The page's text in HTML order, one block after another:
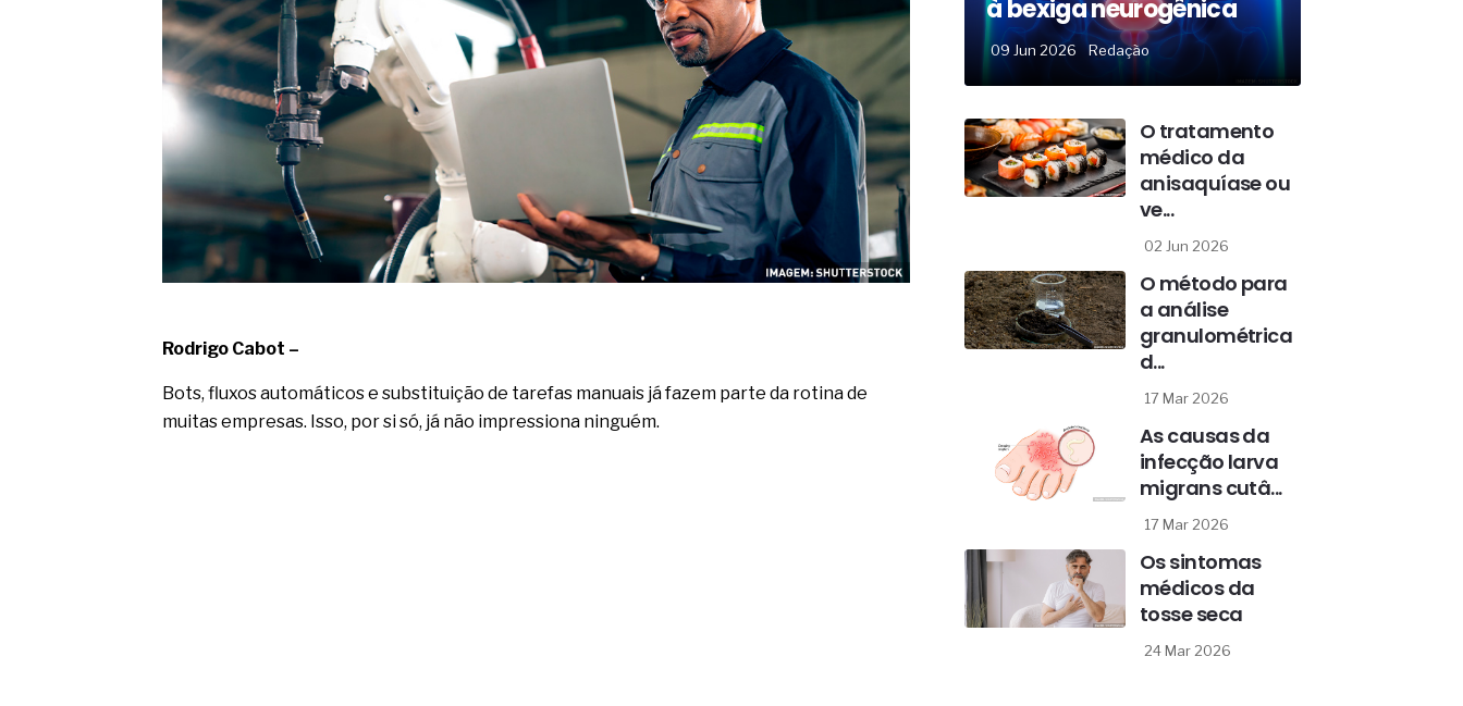
melhora o metabolismo
O desenvolvimento de indicadores nas atividades de
governança das organizações
O desenho industrial ganha espaço como estratégia
competitiva nas empresas
As variações dimensionais dos produtos de materiais
cimentícios com fibra de vidro
A próxima vantagem competitiva não está no modelo de IA
A IA elevou a régua do comprador B2B e a venda complexa
ficou ainda mais humana
Rodrigo Cabot –
Bots, fluxos automáticos e substituição de tarefas manuais já fazem parte da rotina de
muitas empresas. Isso, por si só, já não impressiona ninguém.
à bexiga neurogênica
09 Jun 2026 Redação
O tratamento
médico da
anisaquíase ou
ve...
02 Jun 2026
O método para
a análise
granulométrica
d...
17 Mar 2026
As causas da
infecção larva
migrans cutâ...
17 Mar 2026
Os sintomas
médicos da
tosse seca
24 Mar 2026